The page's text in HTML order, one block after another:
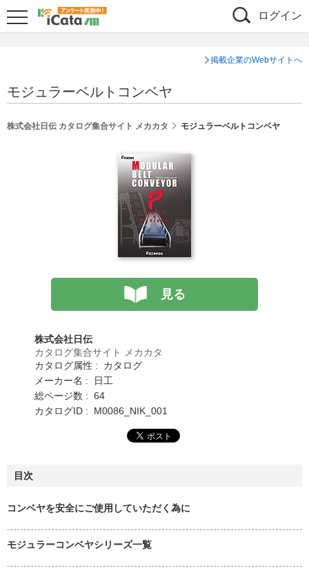
ログイン
掲載企業のWebサイトへ
モジュラーベルトコンベヤ
株式会社日伝 カタログ集合サイト メカカタ モジュラーベルトコンベヤ
見る
株式会社日伝
カタログ集合サイト メカカタ
カタログ属性 : カタログ
メーカー名 : 日工
総ページ数 : 64
カタログID : M0086_NIK_001
目次
コンベヤを安全にご使用していただく為に
モジュラーコンベヤシリーズ一覧